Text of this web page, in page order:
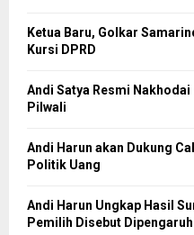
Ketua Baru, Golkar
Kursi DPRD
Andi Satya Resmi
Pilwali
Andi Harun akan Dukung
Politik Uang
Andi Harun Ungkap Hasil
Pemilih Disebut